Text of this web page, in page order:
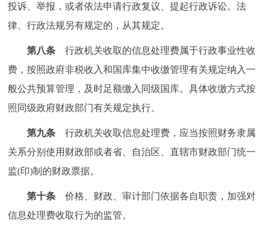
投诉、举报，或者依法申请行政复议、提起行政诉讼。法
律、行政法规另有规定的，从其规定。
第八条 行政机关收取的信息处理费属于行政事业性收
费，按照政府非税收入和国库集中收缴管理有关规定纳入一
般公共预算管理，及时足额缴入同级国库。具体收缴方式按
照同级政府财政部门有关规定执行。
第九条 行政机关收取信息处理费，应当按照财务隶属
关系分别使用财政部或者省、自治区、直辖市财政部门统一
监(印)制的财政票据。
第十条 价格、财政、审计部门依据各自职责，加强对
信息处理费收取行为的监管。